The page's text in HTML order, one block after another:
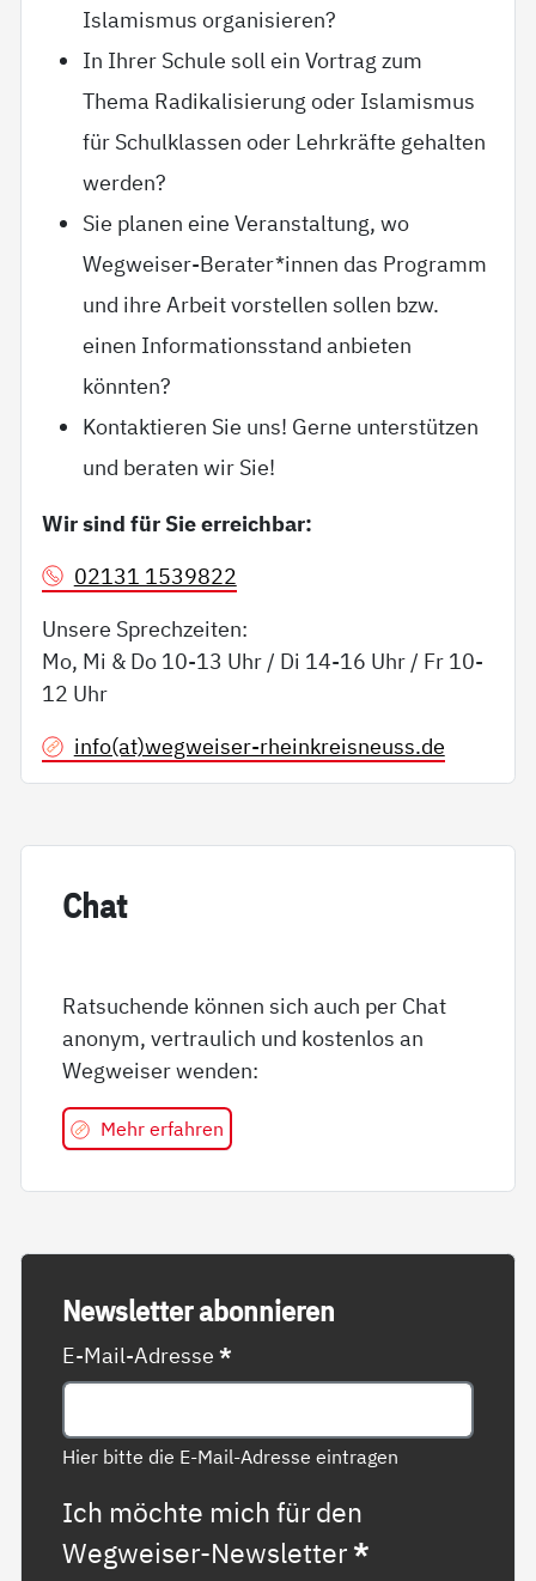
Islamismus organisieren?
In Ihrer Schule soll ein Vortrag zum
Thema Radikalisierung oder Islamismus
für Schulklassen oder Lehrkräfte gehalten
werden?
Sie planen eine Veranstaltung, wo
Wegweiser-Berater*innen das Programm
und ihre Arbeit vorstellen sollen bzw.
einen Informationsstand anbieten
könnten?
Kontaktieren Sie uns! Gerne unterstützen
und beraten wir Sie!
Wir sind für Sie erreichbar:
02131 1539822
Unsere Sprechzeiten:
Mo, Mi & Do 10-13 Uhr / Di 14-16 Uhr / Fr 10-
12 Uhr
info(at)wegweiser-rheinkreisneuss.de
Chat
Ratsuchende können sich auch per Chat
anonym, vertraulich und kostenlos an
Wegweiser wenden:
Mehr erfahren
News­let­ter abon­nie­ren
E-Mail-Adresse*
Hier bitte die E-Mail-Adresse eintragen
Ich möchte mich für den
Wegweiser-Newsletter *